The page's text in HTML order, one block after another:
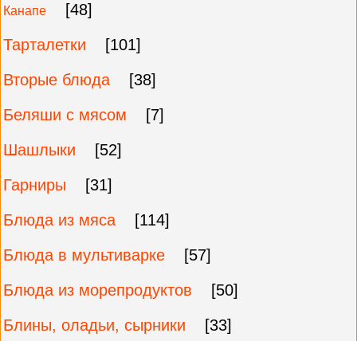
Канапе
[48]
Тарталетки
[101]
Вторые блюда
[38]
Беляши с мясом
[7]
Шашлыки
[52]
Гарниры
[31]
Блюда из мяса
[114]
Блюда в мультиварке
[57]
Блюда из морепродуктов
[50]
Блины, оладьи, сырники
[33]